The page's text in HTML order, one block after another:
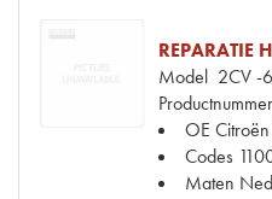
REPARATIE
Model 2CV -
Productnummer
OE Citroën
Codes
Maten